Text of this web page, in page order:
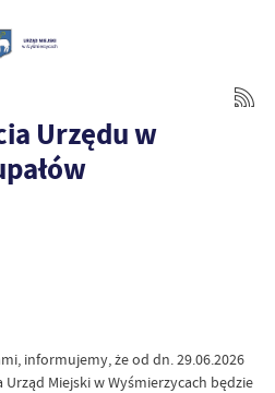
Urzędu w
informujemy, że od dn. 29.06.2026
Urząd Miejski w Wyśmierzycach będzie